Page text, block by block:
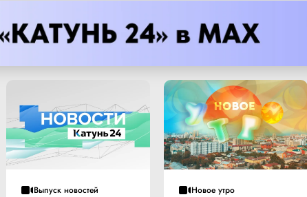
Выпуск новостей Новое утро